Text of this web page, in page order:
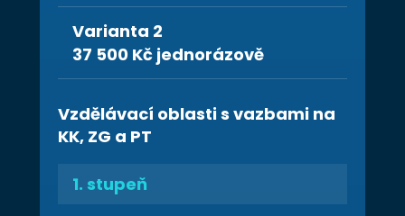
Varianta 2
37 500 Kč jednorázově
Vzdělávací oblasti s vazbami na
KK, ZG a PT
1. stupeň